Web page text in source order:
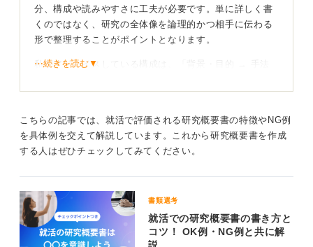
分、構成や読みやすさに工夫が必要です。単に詳しく書
くのではなく、研究の全体像を論理的かつ相手に伝わる
形で整理することがポイントとなります。
私がアドバイスしている構成は、「背景・目的 → 手法
す。1ページ目で研究の概要を記し、2ページ目で詳細や
容とわかりやすさの両立ができます。
これまで見てきたなかで好印象だったのは、段落ごとの
は、専門用語の多用で読み手が理解できず、内容が断片
的で流れがつかみにくいものでした。
読み手目線で貢献と個性をしっかり伝えよう！
⋯続きを読む▼
こちらの記事では、就活で評価される研究概要書の特徴やNG例
を具体例を交えて解説しています。これから研究概要書を作成
する人はぜひチェックしてみてください。
書類選考
就活での研究概要書の書き方と
コツ！ OK例・NG例と共に解
説